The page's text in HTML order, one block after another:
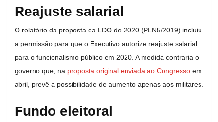
Reajuste salarial
O relatório da proposta da LDO de 2020 (PLN5/2019) incluiu
a permissão para que o Executivo autorize reajuste salarial
para o funcionalismo público em 2020. A medida contraria o
governo que, na proposta original enviada ao Congresso em
abril, prevê a possibilidade de aumento apenas aos militares.
Fundo eleitoral